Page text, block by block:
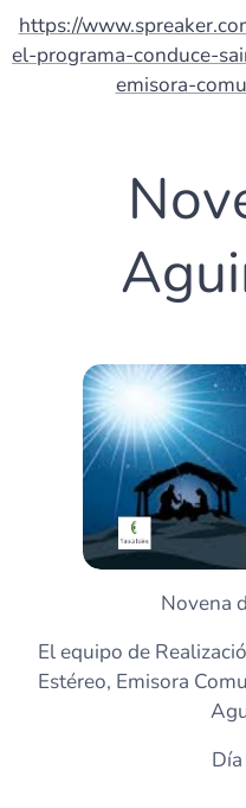
https://
el-programa-conduce-
emisora-
Novena
El equipo de
Estéreo, Emisora